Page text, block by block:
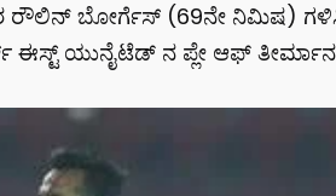
ರೌಲಿನ್ ಬೋರ್ಗೆಸ್ (69ನೇ ನಿಮಿಷ)
ಯುನೈಟೆಡ್ ನ ಪ್ಲೇ ಆಫ್ ತೀರ್ಮಾನ